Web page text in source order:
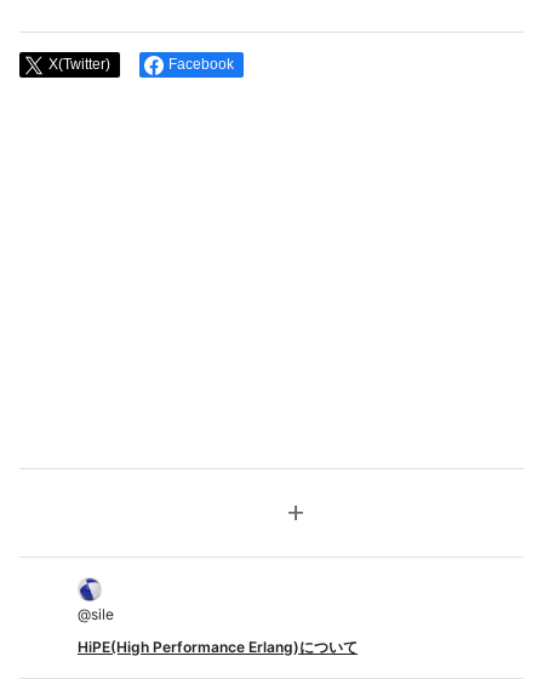
X(Twitter) Facebook
add
@sile
HiPE(High Performance Erlang)について